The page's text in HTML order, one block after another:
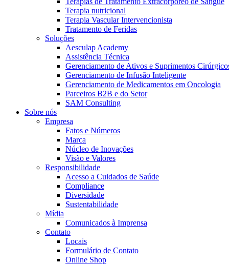
Entre em contato conosco.
Terapia nutricional
Terapia Vascular Intervencionista
Tratamento de Feridas
Soluções
Aesculap Academy
Assistência Técnica
Gerenciamento de Ativos e Suprimentos
Gerenciamento de Infusão Inteligente
Gerenciamento de Medicamentos em Oncologia
Parceiros B2B e do Setor
SAM Consulting
Sobre nós
Empresa
Fatos e Números
Marca
Núcleo de Inovações
Visão e Valores
Responsibilidade
Acesso a Cuidados de Saúde
Compliance
Diversidade
Sustentabilidade
Mídia
Comunicados à Imprensa
Contato
Locais
Formulário de Contato
Online Shop